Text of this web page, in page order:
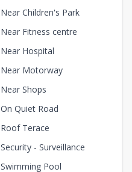
Near Children's Park
Near Fitness centre
Near Hospital
Near Motorway
Near Shops
On Quiet Road
Roof Terace
Security - Surveillance
Swimming Pool